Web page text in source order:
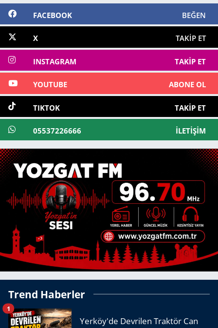
FACEBOOK BEĞEN
X TAKIP ET
INSTAGRAM TAKIP ET
YOUTUBE ABONE OL
TIKTOK TAKIP ET
05537226666 İLETIŞIM
Trend Haberler
Yerköy'de Devrilen Traktör Can
1